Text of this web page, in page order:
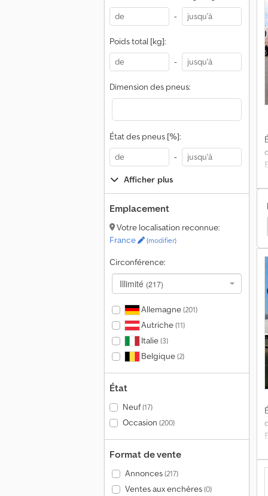
-
Poids total [kg]:
-
Dimension des pneus:
État des pneus [%]:
-
Afficher plus
Emplacement
Votre localisation reconnue:
France
(modifier)
Circonférence:
Illimité (217)
Allemagne(201)
Autriche(11)
Italie(3)
Belgique(2)
État
Neuf(17)
Occasion (200)
Format de vente
Annonces(217)
Ventes aux enchères(0)
Autres Transport De Boissons